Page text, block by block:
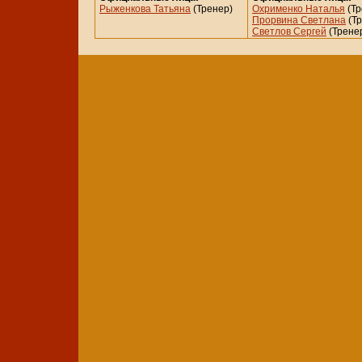
Рыженкова Татьяна (Тренер)
Охрименко Наталья
Прорвина Светлана
Светлов Сергей